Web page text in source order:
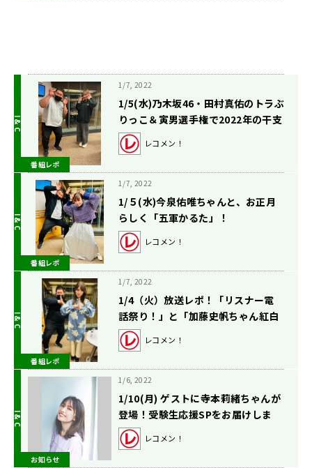
番組レポ
1/7, 2022
1/5(水)乃木坂46・田村真佑のトラぶ
りっこ＆寅男選手権で2022年の干支
男が決定！
レコメン！
番組レポ
1/7, 2022
1/５(水)今泉佑唯ちゃんと、お正月
らしく「五軍かるた」！
レコメン！
番組レポ
1/7, 2022
1/4（火）放送レポ！「リスナー電
話祭り！」と「加藤史帆ちゃん紅白
はマジマジカル！」
レコメン！
お知らせ
1/6, 2022
1/10(月) ゲストに寺本莉緒ちゃんが
登場！受験生応援SPをお届けしま
す！
レコメン！